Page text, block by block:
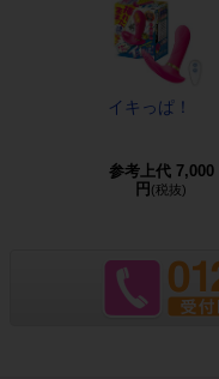
イキっぱ！
参考上代 7,000
円 (税抜)